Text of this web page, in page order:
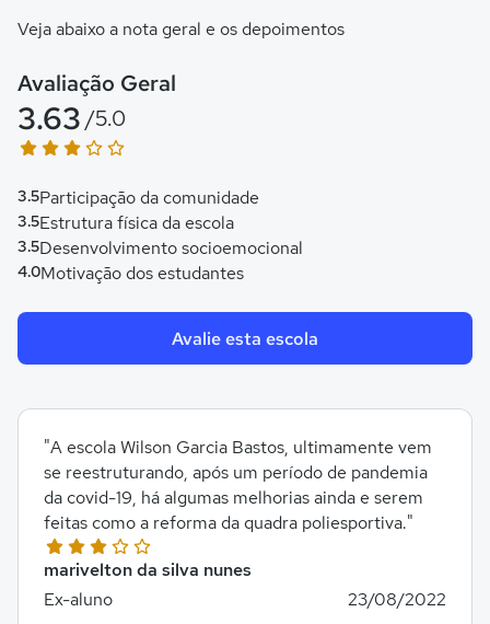
Veja abaixo a nota geral e os depoimentos
Avaliação Geral
3.63 /5.0
3.5Participação da comunidade
3.5Estrutura física da escola
3.5Desenvolvimento socioemocional
4.0Motivação dos estudantes
Avalie esta escola
marivelton da silva nunes
Ex-aluno
23/08/2022
"A escola Wilson Garcia Bastos, ultimamente vem
se reestruturando, após um período de pandemia
da covid-19, há algumas melhorias ainda e serem
feitas como a reforma da quadra poliesportiva."